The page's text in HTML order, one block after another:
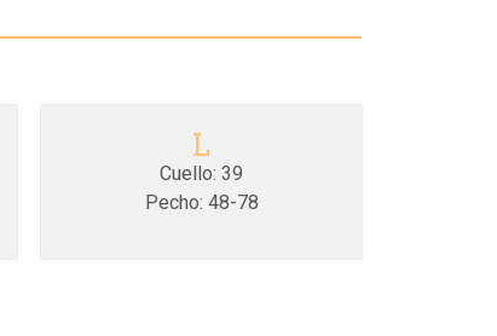
L
Cuello: 39
Pecho: 48-78